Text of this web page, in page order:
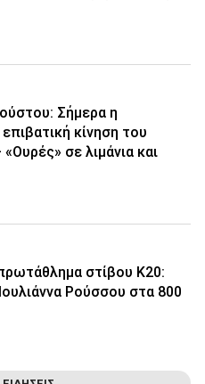
Σήμερα η
κίνηση του
σε λιμάνια και
στίβου Κ20:
Ρούσσου στα 800